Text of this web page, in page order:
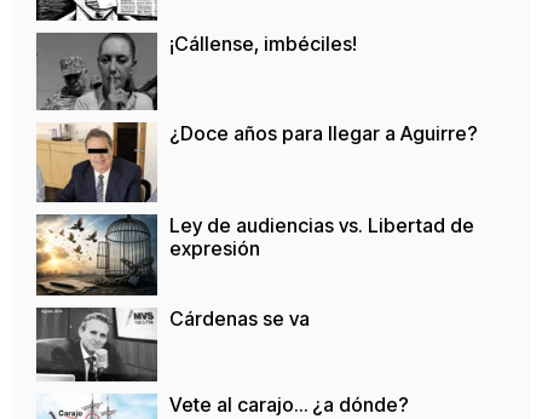
¡Cállense, imbéciles!
¿Doce años para llegar a Aguirre?
Ley de audiencias vs. Libertad de
expresión
Cárdenas se va
Vete al carajo… ¿a dónde?